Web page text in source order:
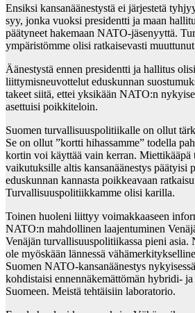
Ensiksi kansanäänestystä ei järjestetä
syy, jonka vuoksi presidentti ja maan
päätyneet hakemaan NATO-jäsenyyttä.
ympäristömme olisi ratkaisevasti
Äänestystä ennen presidentti ja hallitus
liittymisneuvottelut eduskunnan
takeet siitä, ettei yksikään NATO:n
asettuisi poikkiteloin.
Suomen turvallisuuspolitiikalle on ollut
Se on ollut ”kortti hihassamme” todella
kortin voi käyttää vain kerran. Miettikääpä
vaikutuksille altis kansanäänestys päätyisi
eduskunnan kannasta poikkeavaan
Turvallisuuspolitiikkamme olisi karilla.
Toinen huoleni liittyy voimakkaaseen
NATO:n mahdollinen laajentuminen
Venäjän turvallisuuspolitiikassa pieni
ole myöskään lännessä
Suomen NATO-kansanäänestys
kohdistaisi ennennäkemättömän hybridi-
Suomeen. Meistä tehtäisiin laboratorio.